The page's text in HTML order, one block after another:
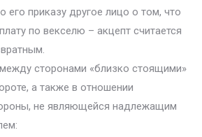
его приказу другое лицо о том, что
по векселю – акцепт считается
сторонами «близко стоящими»
а также в отношении
не являющейся надлежащим